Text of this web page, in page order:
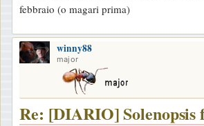
febbraio (o magari prima)
winny88
major
Re: [DIARIO] Solenopsis